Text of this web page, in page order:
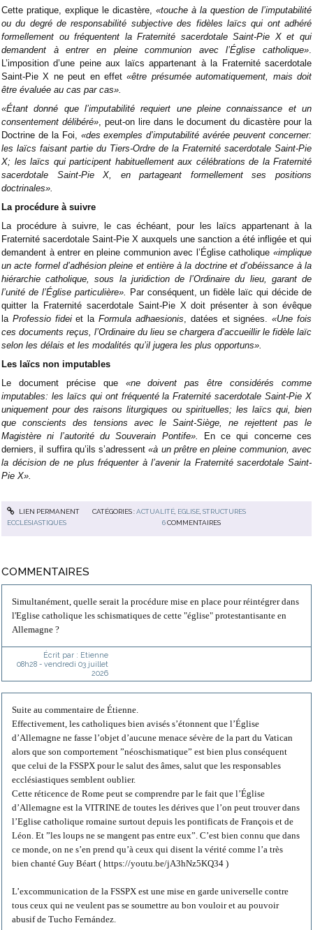
Cette pratique, explique le dicastère, «touche à la question de l’imputabilité
ou du degré de responsabilité subjective des fidèles laïcs qui ont adhéré
formellement ou fréquentent la Fraternité sacerdotale Saint-Pie X et qui
demandent à entrer en pleine communion avec l’Église catholique»
L’imposition d’une peine aux laïcs appartenant à la Fraternité sacerdotale
Saint-Pie X ne peut en effet«être présumée automatiquement, mais doit
être évaluée au cas par cas».
«Étant donné que l’imputabilité requiert une pleine connaissance et un
consentement délibéré», peut-on lire dans le document du dicastère pour la
Doctrine de la Foi, «des exemples d’imputabilité avérée peuvent concerner:
les laïcs faisant partie du Tiers-Ordre de la Fraternité sacerdotale Saint-Pie
X; les laïcs qui participent habituellement aux célébrations de la Fraternité
sacerdotale Saint-Pie X, en partageant formellement ses positions
doctrinales».
La procédure à suivre
La procédure à suivre, le cas échéant, pour les laïcs appartenant à la
Fraternité sacerdotale Saint-Pie X auxquels une sanction a été infligée et qui
demandent à entrer en pleine communion avec l’Église catholique «implique
un acte formel d’adhésion pleine et entière à la doctrine et d’obéissance à la
hiérarchie catholique, sous la juridiction de l’Ordinaire du lieu, garant de
l’unité de l’Église particulière». Par conséquent, un fidèle laïc qui décide de
quitter la Fraternité sacerdotale Saint-Pie X doit présenter à son évêque
la Professio fideiet laFormula adhaesionis, datées et signées.«Une fois
ces documents reçus, l’Ordinaire du lieu se chargera d’accueillir le fidèle laïc
selon les délais et les modalités qu’il jugera les plus opportuns».
Les laïcs non imputables
Le document précise que «ne doivent pas être considérés comme
imputables: les laïcs qui ont fréquenté la Fraternité sacerdotale Saint-Pie X
uniquement pour des raisons liturgiques ou spirituelles; les laïcs qui, bien
que conscients des tensions avec le Saint-Siège, ne rejettent pas le
Magistère ni l’autorité du Souverain Pontife». En ce qui concerne ces
derniers, il suffira qu’ils s’adressent«à un prêtre en pleine communion, avec
la décision de ne plus fréquenter à l’avenir la Fraternité sacerdotale Saint-
Pie X».
LIEN PERMANENT CATÉGORIES :ACTUALITÉ, EGLISE, STRUCTURES
ECCLÉSIASTIQUES
6 COMMENTAIRES
COMMENTAIRES
Simultanément, quelle serait la procédure mise en place pour réintégrer dans
l'Eglise catholique les schismatiques de cette "église" protestantisante en
Allemagne ?
Écrit par : Etienne
08h28- vendredi 03 juillet
2026
Suite au commentaire de Étienne.
Effectivement, les catholiques bien avisés s’étonnent que l’Église
d’Allemagne ne fasse l’objet d’aucune menace sévère de la part du Vatican
alors que son comportement ”néoschismatique” est bien plus conséquent
que celui de la FSSPX pour le salut des âmes, salut que les responsables
ecclésiastiques semblent oublier.
Cette réticence de Rome peut se comprendre par le fait que l’Église
d’Allemagne est la VITRINE de toutes les dérives que l’on peut trouver dans
l’Eglise catholique romaine surtout depuis les pontificats de François et de
Léon. Et ”les loups ne se mangent pas entre eux”. C’est bien connu que dans
ce monde, on ne s’en prend qu’à ceux qui disent la vérité comme l’a très
bien chanté Guy Béart ( https://youtu.be/jA3hNz5KQ34 )
L’excommunication de la FSSPX est une mise en garde universelle contre
tous ceux qui ne veulent pas se soumettre au bon vouloir et au pouvoir
abusif de Tucho Fernández.